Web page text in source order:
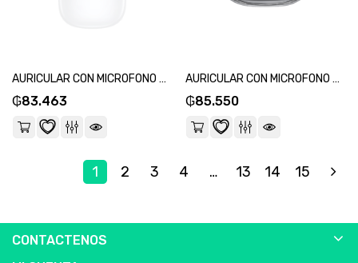
AURICULAR CON MICROFONO FTX E68-WH BT/MIC/ENC/TOUCH/IPX6 BLANCO-SKU:124560
₲83.463
AURICULAR CON MICROFONO FTX E80-BK BT/MIC/ENC/TOUCH/IPX6 NEGRO-SKU:124607
₲85.550
1 2 3 4 … 13 14 15
CONTACTENOS